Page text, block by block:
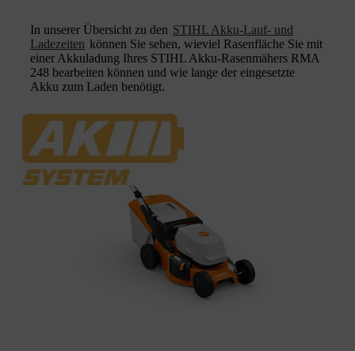
In unserer Übersicht zu den STIHL Akku-Lauf- und
Ladezeiten können Sie sehen, wieviel Rasenfläche Sie mit
einer Akkuladung Ihres STIHL Akku-Rasenmähers RMA
248 bearbeiten können und wie lange der eingesetzte
Akku zum Laden benötigt.